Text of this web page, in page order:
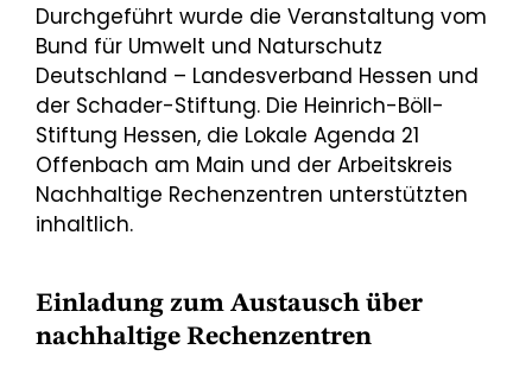
Durchgeführt wurde die Veranstaltung vom
Bund für Umwelt und Naturschutz
Deutschland – Landesverband Hessen und
der Schader-Stiftung. Die Heinrich-Böll-
Stiftung Hessen, die Lokale Agenda 21
Offenbach am Main und der Arbeitskreis
Nachhaltige Rechenzentren unterstützten
inhaltlich.
Einladung zum Austausch über
nachhaltige Rechenzentren